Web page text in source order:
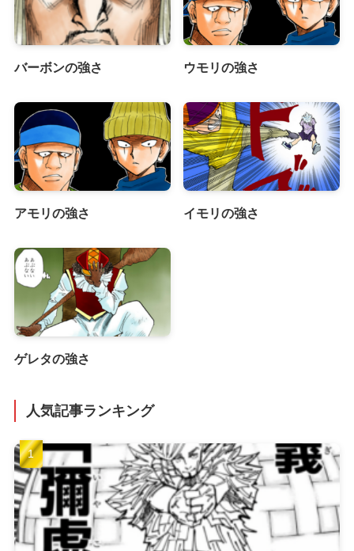
バーボンの強さ ウモリの強さ
アモリの強さ イモリの強さ
ゲレタの強さ
人気記事ランキング